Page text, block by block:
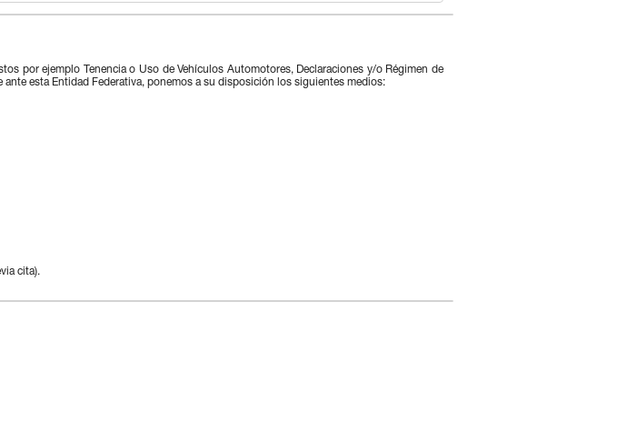
por ejemplo Tenencia o Uso de Vehículos Automotores, Declaraciones y/o Régimen de
esta Entidad Federativa, ponemos a su disposición los siguientes medios:
cita).